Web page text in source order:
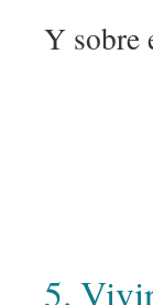
Y sobre
5.